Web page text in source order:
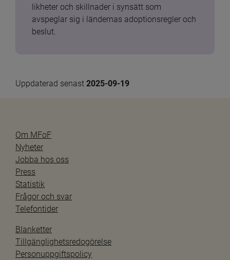
likheter och skillnader i synsätt som
avspeglar sig i ländernas adoptionsregler och
beslut.
Uppdaterad senast 2025-09-19
Om MFoF
Nyheter
Jobba hos oss
Press
Statistik
Frågor och svar
Telefontider
Blanketter
Tillgänglighetsredogörelse
Personuppgiftspolicy